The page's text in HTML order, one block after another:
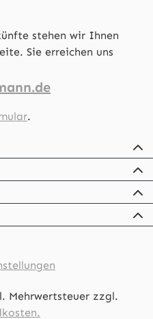
stehen wir Ihnen
Sie erreichen uns
.
Mehrwertsteuer zzgl.